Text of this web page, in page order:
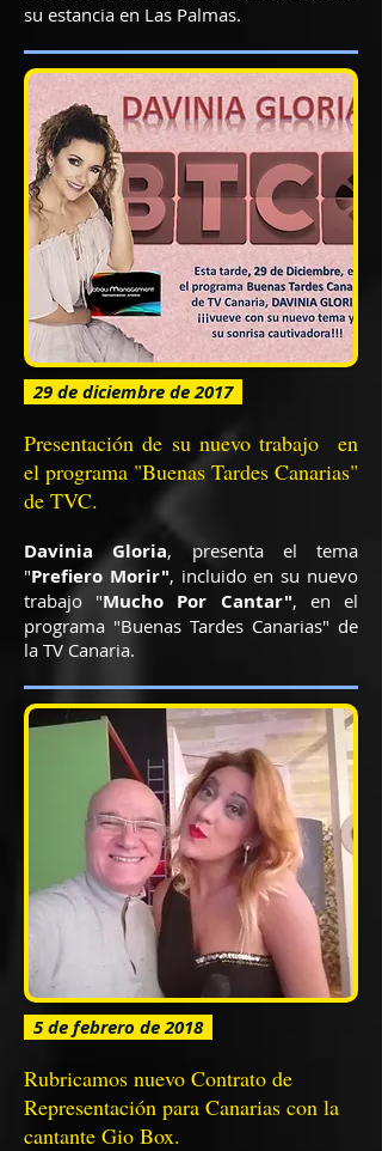
su estancia en Las Palmas.
29 de diciembre de 2017
Presentación de su nuevo trabajo en
el programa "Buenas Tardes Canarias"
de TVC.
Davinia Gloria, presenta el tema
"Prefiero Morir", incluido en su nuevo
trabajo "Mucho Por Cantar", en el
programa "Buenas Tardes Canarias" de
la TV Canaria.
5 de febrero de 2018
Rubricamos nuevo Contrato de
Representación para Canarias con la
cantante Gio Box.